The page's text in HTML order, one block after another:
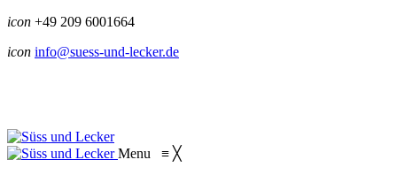
icon +49 209 6001664
icon info@suess-und-lecker.de
Menu ≡ ╳